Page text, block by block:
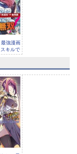
最強漫画
キルで
...